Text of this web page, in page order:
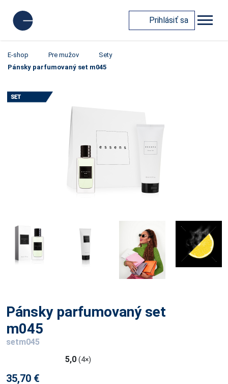
Prihlásiť sa
E-shop Pre mužov
Sety
Pánsky parfumovaný set m045
Pánsky parfumovaný set
m045
setm045
5,0 (4×)
35,70 €